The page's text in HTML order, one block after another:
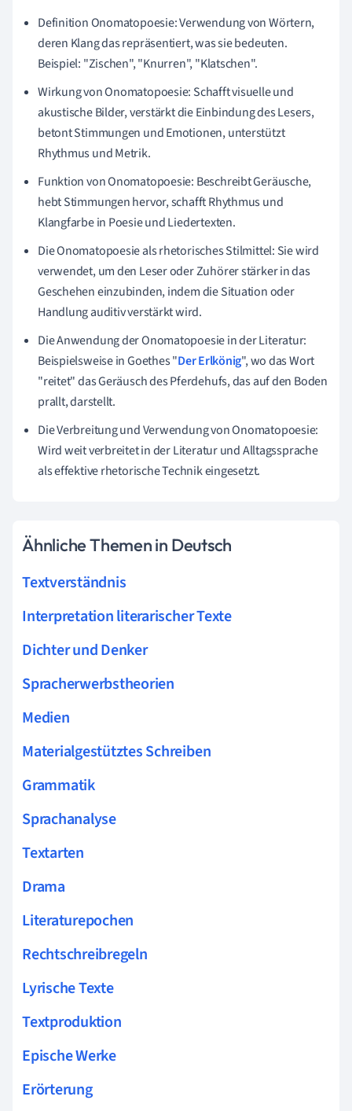
Definition Onomatopoesie: Verwendung von Wörtern,
deren Klang das repräsentiert, was sie bedeuten.
Beispiel: "Zischen", "Knurren", "Klatschen".
Wirkung von Onomatopoesie: Schafft visuelle und
akustische Bilder, verstärkt die Einbindung des Lesers,
betont Stimmungen und Emotionen, unterstützt
Rhythmus und Metrik.
Funktion von Onomatopoesie: Beschreibt Geräusche,
hebt Stimmungen hervor, schafft Rhythmus und
Klangfarbe in Poesie und Liedertexten.
Die Onomatopoesie als rhetorisches Stilmittel: Sie wird
verwendet, um den Leser oder Zuhörer stärker in das
Geschehen einzubinden, indem die Situation oder
Handlung auditiv verstärkt wird.
Die Anwendung der Onomatopoesie in der Literatur:
Beispielsweise in Goethes "Der Erlkönig", wo das Wort
"reitet" das Geräusch des Pferdehufs, das auf den Boden
prallt, darstellt.
Die Verbreitung und Verwendung von Onomatopoesie:
Wird weit verbreitet in der Literatur und Alltagssprache
als effektive rhetorische Technik eingesetzt.
Ähnliche Themen in Deutsch
Textverständnis
Interpretation literarischer Texte
Dichter und Denker
Spracherwerbstheorien
Medien
Materialgestütztes Schreiben
Grammatik
Sprachanalyse
Textarten
Drama
Literaturepochen
Rechtschreibregeln
Lyrische Texte
Textproduktion
Epische Werke
Erörterung